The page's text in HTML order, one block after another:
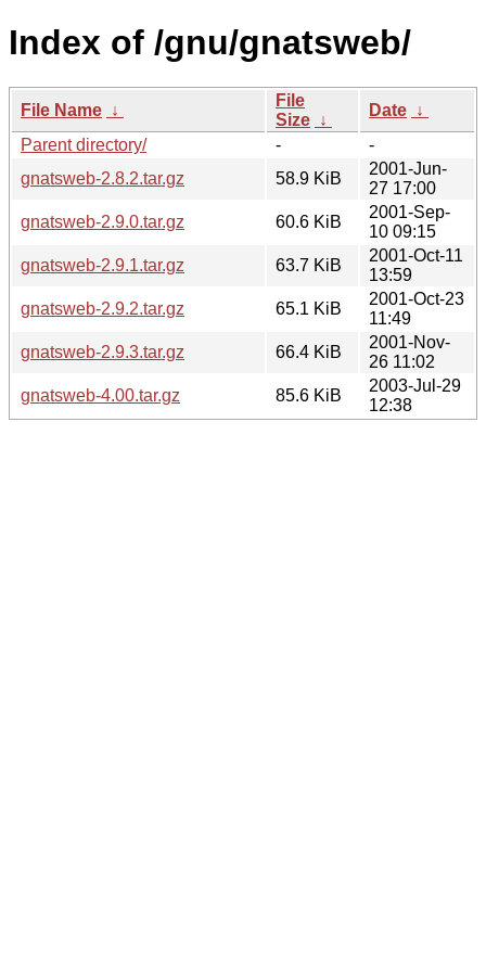
Index of /gnu/gnatsweb/
File Name ↓
File
Size ↓
Date ↓
Parent directory/
-
-
gnatsweb-2.8.2.tar.gz
58.9 KiB
2001-Jun-
27 17:00
gnatsweb-2.9.0.tar.gz
60.6 KiB
2001-Sep-
10 09:15
gnatsweb-2.9.1.tar.gz
63.7 KiB
2001-Oct-11
13:59
gnatsweb-2.9.2.tar.gz
65.1 KiB
2001-Oct-23
11:49
gnatsweb-2.9.3.tar.gz
66.4 KiB
2001-Nov-
26 11:02
gnatsweb-4.00.tar.gz
85.6 KiB
2003-Jul-29
12:38